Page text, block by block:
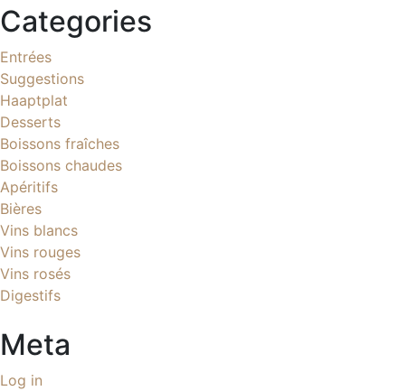
Categories
Entrées
Suggestions
Haaptplat
Desserts
Boissons fraîches
Boissons chaudes
Apéritifs
Bières
Vins blancs
Vins rouges
Vins rosés
Digestifs
Meta
Log in